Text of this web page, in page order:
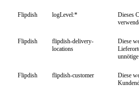
Flipdish logLevel:*
Dieses
Flipdish
flipdish-delivery-
locations
Diese
Flipdish flipdish-customer
Diese